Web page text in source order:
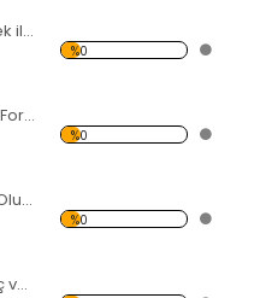
Siyah ve Kırmızı Çiçek ile Kuş Forex Tablo
%0
Renkli Pixel Tasarım Forex Tablo
%0
Küçük Puntolardan Oluşmuş At Forex Tablo
%0
Kaya Üzerinde Ağaç ve Irmak Forex Tablo